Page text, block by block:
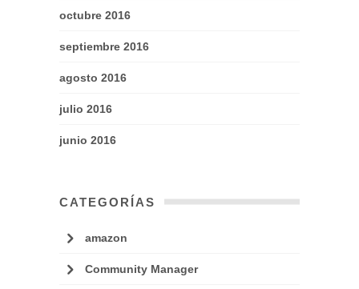
octubre 2016
septiembre 2016
agosto 2016
julio 2016
junio 2016
CATEGORÍAS
amazon
Community Manager